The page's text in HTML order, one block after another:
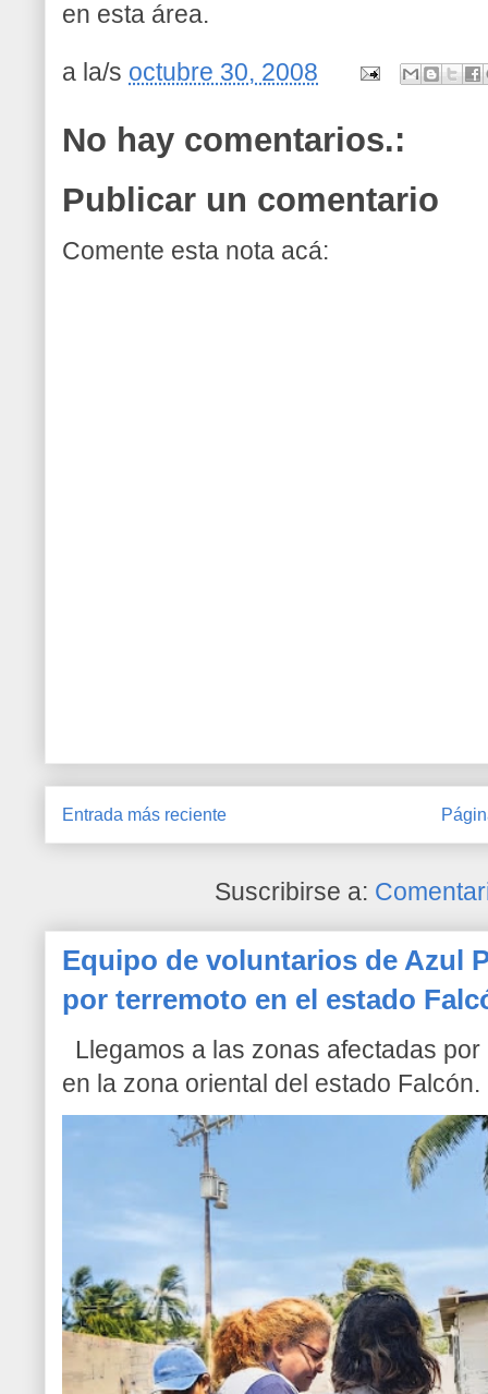
en esta área.
a la/s octubre 30, 2008
No hay comentarios.:
Publicar un comentario
Comente esta nota acá:
Entrada más reciente
Suscribirse a:
Equipo de voluntarios de Azul
por terremoto en el estado
Llegamos a las zonas afectadas
en la zona oriental del estado